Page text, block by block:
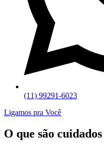
(11) 99291-6023
Ligamos pra Você
O que são